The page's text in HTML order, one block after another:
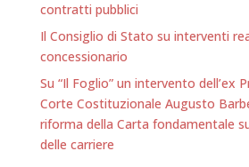
contratti pubblici
Il Consiglio di Stato su interventi
concessionario
Su “Il Foglio” un intervento dell’ex
Corte Costituzionale Augusto
riforma della Carta fondamentale
delle carriere